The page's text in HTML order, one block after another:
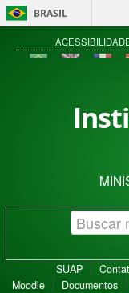
BRASIL
SUAP
Moodle
Documentos